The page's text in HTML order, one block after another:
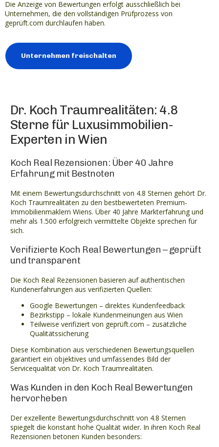
Die Anzeige von Bewertungen erfolgt ausschließlich bei
Unternehmen, die den vollständigen Prüfprozess von
geprüft.com durchlaufen haben.
Unternehmen freischalten
Dr. Koch Traumrealitäten: 4.8
Sterne für Luxusimmobilien-
Experten in Wien
Koch Real Rezensionen: Über 40 Jahre
Erfahrung mit Bestnoten
Mit einem Bewertungsdurchschnitt von 4.8 Sternen gehört Dr.
Koch Traumrealitäten zu den bestbewerteten Premium-
Immobilienmaklern Wiens. Über 40 Jahre Markterfahrung und
mehr als 1.500 erfolgreich vermittelte Objekte sprechen für
sich.
Verifizierte Koch Real Bewertungen – geprüft
und transparent
Die Koch Real Rezensionen basieren auf authentischen
Kundenerfahrungen aus verifizierten Quellen:
Google Bewertungen – direktes Kundenfeedback
Bezirkstipp – lokale Kundenmeinungen aus Wien
Teilweise verifiziert von geprüft.com – zusätzliche
Qualitätssicherung
Diese Kombination aus verschiedenen Bewertungsquellen
garantiert ein objektives und umfassendes Bild der
Servicequalität von Dr. Koch Traumrealitäten.
Was Kunden in den Koch Real Bewertungen
hervorheben
Der exzellente Bewertungsdurchschnitt von 4.8 Sternen
spiegelt die konstant hohe Qualität wider. In ihren Koch Real
Rezensionen betonen Kunden besonders: